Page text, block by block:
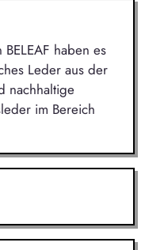
haben es
Leder aus der
nachhaltige
im Bereich